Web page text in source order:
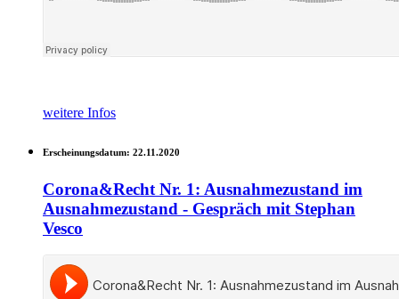
weitere Infos
Erscheinungsdatum: 22.11.2020
Corona&Recht Nr. 1: Ausnahmezustand im
Ausnahmezustand - Gespräch mit Stephan
Vesco